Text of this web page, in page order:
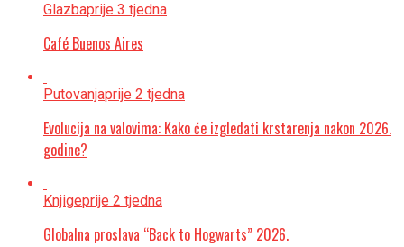
Glazbaprije 3 tjedna
Café Buenos Aires
Putovanjaprije 2 tjedna
Evolucija na valovima: Kako će izgledati krstarenja nakon 2026.
godine?
Knjigeprije 2 tjedna
Globalna proslava “Back to Hogwarts” 2026.